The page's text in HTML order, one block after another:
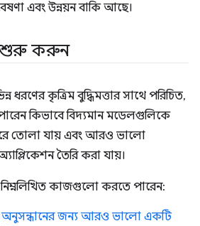
এবং উন্নয়ন বাকি আছে।
শুরু করুন
ধরণের কৃত্রিম বুদ্ধিমত্তার সাথে পরিচিত,
কিভাবে বিদ্যমান মডেলগুলিকে
তোলা যায় এবং আরও ভালো
তৈরি করা যায়।
কাজগুলো করতে পারেন:
জন্য আরও ভালো একটি